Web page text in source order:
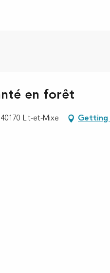
en forêt
Lit-et-Mixe Getting